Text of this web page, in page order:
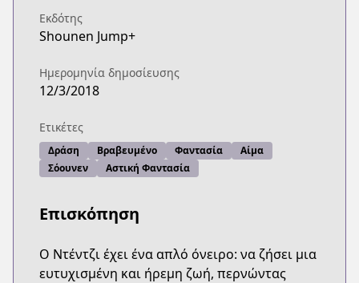
Εκδότης
Shounen Jump+
Ημερομηνία δημοσίευσης
12/3/2018
Ετικέτες
Δράση Βραβευμένο Φαντασία
Αίμα
Σόουνεν
Αστική Φαντασία
Επισκόπηση
Ο Ντέντζι έχει ένα απλό όνειρο: να ζήσει μια
ευτυχισμένη και ήρεμη ζωή, περνώντας